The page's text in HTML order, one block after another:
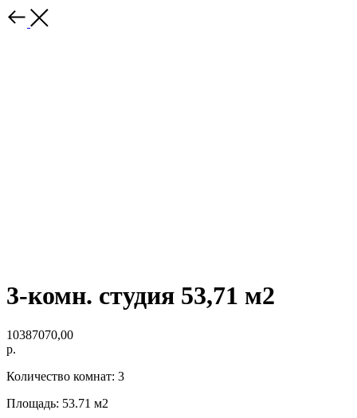
3-комн. студия 53,71 м2
10387070,00
р.
Количество комнат: 3
Площадь: 53.71 м2